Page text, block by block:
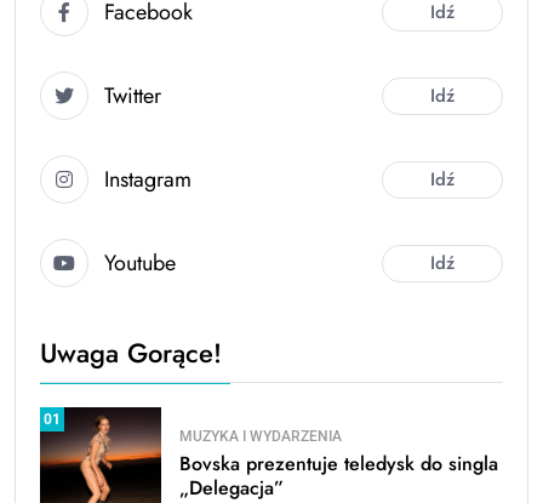
Facebook Idź
Twitter Idź
Instagram Idź
Youtube Idź
Uwaga Gorące!
01
MUZYKA I WYDARZENIA
Bovska prezentuje teledysk do singla
„Delegacja”